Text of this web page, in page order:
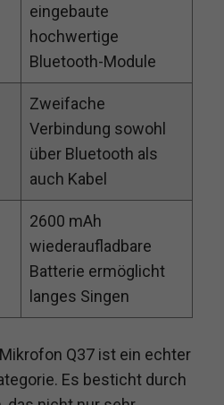
eingebaute
hochwertige
Bluetooth-Module
Zweifache
Verbindung sowohl
über Bluetooth als
auch Kabel
2600 mAh
wiederaufladbare
Batterie ermöglicht
langes Singen
Q37 ist ein echter
Es besticht durch